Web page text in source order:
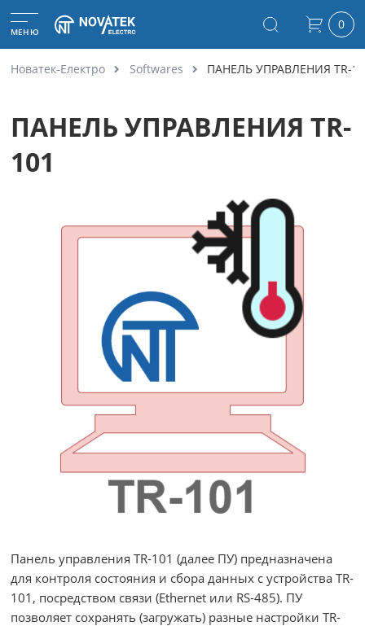
МЕНЮ 0
Новатек-Електро Softwares ПАНЕЛЬ УПРАВЛЕНИЯ TR-
ПАНЕЛЬ УПРАВЛЕНИЯ TR-
101
Панель управления TR-101 (далее ПУ) предназначена
для контроля состояния и сбора данных с устройства TR-
101, посредством связи (Ethernet или RS-485). ПУ
позволяет сохранять (загружать) разные настройки TR-